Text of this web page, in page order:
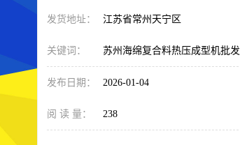
发货地址： 江苏省常州天宁区
关键词： 苏州海绵复合料热压成型机批发
发布日期： 2026-01-04
阅 读 量： 238